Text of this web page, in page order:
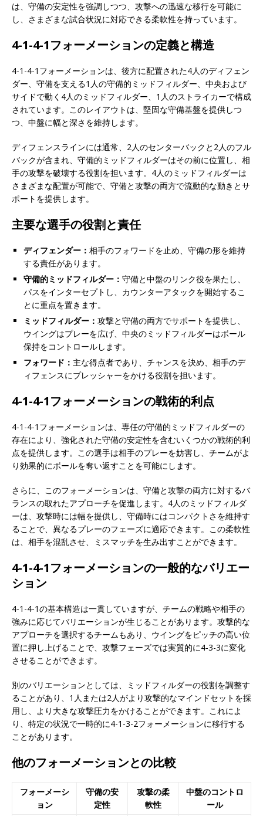
は、守備の安定性を強調しつつ、攻撃への迅速な移行を可能に
し、さまざまな試合状況に対応できる柔軟性を持っています。
4-1-4-1フォーメーションの定義と構造
4-1-4-1フォーメーションは、後方に配置された4人のディフェン
ダー、守備を支える1人の守備的ミッドフィルダー、中央および
サイドで動く4人のミッドフィルダー、1人のストライカーで構成
されています。このレイアウトは、堅固な守備基盤を提供しつ
つ、中盤に幅と深さを維持します。
ディフェンスラインには通常、2人のセンターバックと2人のフル
バックが含まれ、守備的ミッドフィルダーはその前に位置し、相
手の攻撃を破壊する役割を担います。4人のミッドフィルダーは
さまざまな配置が可能で、守備と攻撃の両方で流動的な動きとサ
ポートを提供します。
主要な選手の役割と責任
ディフェンダー： 相手のフォワードを止め、守備の形を維持
する責任があります。
守備的ミッドフィルダー： 守備と中盤のリンク役を果たし、
パスをインターセプトし、カウンターアタックを開始するこ
とに重点を置きます。
ミッドフィルダー： 攻撃と守備の両方でサポートを提供し、
ウイングはプレーを広げ、中央のミッドフィルダーはボール
保持をコントロールします。
フォワード： 主な得点者であり、チャンスを決め、相手のデ
ィフェンスにプレッシャーをかける役割を担います。
4-1-4-1フォーメーションの戦術的利点
4-1-4-1フォーメーションは、専任の守備的ミッドフィルダーの
存在により、強化された守備の安定性を含むいくつかの戦術的利
点を提供します。この選手は相手のプレーを妨害し、チームがよ
り効果的にボールを奪い返すことを可能にします。
さらに、このフォーメーションは、守備と攻撃の両方に対するバ
ランスの取れたアプローチを促進します。4人のミッドフィルダ
ーは、攻撃時には幅を提供し、守備時にはコンパクトさを維持す
ることで、異なるプレーのフェーズに適応できます。この柔軟性
は、相手を混乱させ、ミスマッチを生み出すことができます。
4-1-4-1フォーメーションの一般的なバリエー
ション
4-1-4-1の基本構造は一貫していますが、チームの戦略や相手の
強みに応じてバリエーションが生じることがあります。攻撃的な
アプローチを選択するチームもあり、ウイングをピッチの高い位
置に押し上げることで、攻撃フェーズでは実質的に4-3-3に変化
させることができます。
別のバリエーションとしては、ミッドフィルダーの役割を調整す
ることがあり、1人または2人がより攻撃的なマインドセットを採
用し、より大きな攻撃圧力をかけることができます。これによ
り、特定の状況で一時的に4-1-3-2フォーメーションに移行する
ことがあります。
他のフォーメーションとの比較
フォーメーシ
ョン
守備の安
定性
攻撃の柔
軟性
中盤のコントロ
ール